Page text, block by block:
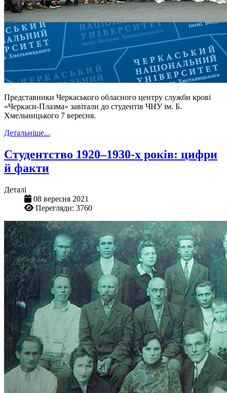
Представники Черкаського обласного центру служби крові
«Черкаси-Плазма» завітали до студентів ЧНУ ім. Б.
Хмельницького 7 вересня.
Детальніше...
Студентство 1920–1930-х років: цифри
й факти
Деталі
08 вересня 2021
Перегляди: 3760